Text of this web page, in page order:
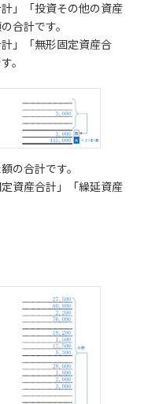
」「投資その他の資産
合計です。
」「無形固定資産合
。
の合計です。
資産合計」「繰延資産